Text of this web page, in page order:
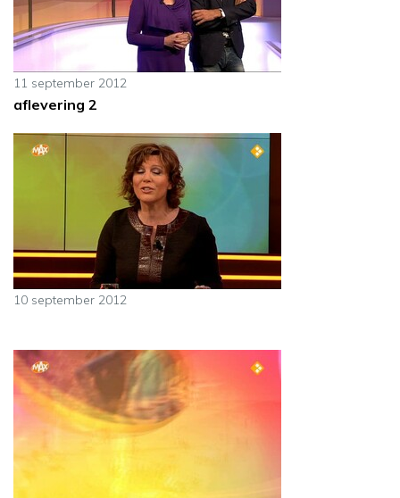
11 september 2012
aflevering 2
10 september 2012